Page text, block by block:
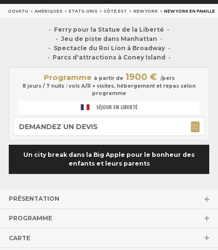
OOVATU AMÉRIQUES ETATS-UNIS CÔTE EST NEW YORK NEW YORK EN FAMILLE
Ferry pour la Statue de la Liberté
Jeu de piste dans Manhattan
Spectacle du Roi Lion à Broadway
Parcs d'attractions à Coney Island
Programme à partir de 1900 €
/pers
8 jours / 7 nuits : vols A/R + visites, hébergement et repas selon
programme
SÉJOUR EN LIBERTÉ
DEMANDEZ UN DEVIS
Un city break dans la Big Apple pour le bonheur des
enfants et leurs parents
PRÉSENTATION
PROGRAMME
CARTE